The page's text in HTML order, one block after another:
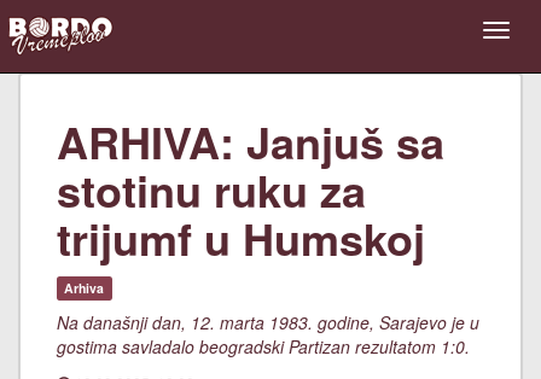
ARHIVA: Janjuš sa
stotinu ruku za
trijumf u Humskoj
Arhiva
Na današnji dan, 12. marta 1983. godine, Sarajevo je u
gostima savladalo beogradski Partizan rezultatom 1:0.